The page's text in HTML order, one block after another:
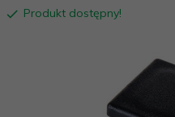
Produkt dostępny!